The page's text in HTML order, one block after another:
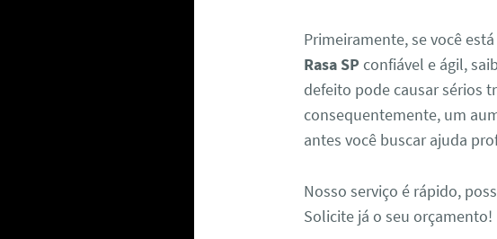
Primeiramente, se você
Rasa SP confiável e ágil,
defeito pode causar sérios
consequentemente, um
antes você buscar ajuda
Nosso serviço é rápido,
Solicite já o seu orçamento!